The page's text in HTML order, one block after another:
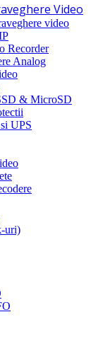
Video
video
Recorder
Analog
& MicroSD
UPS
uri)